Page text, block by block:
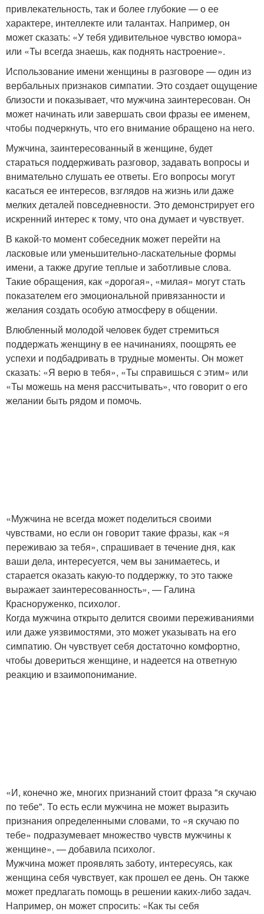
привлекательность, так и более глубокие — о ее
характере, интеллекте или талантах. Например, он
может сказать: «У тебя удивительное чувство юмора»
или «Ты всегда знаешь, как поднять настроение».
Использование имени женщины в разговоре — один из
вербальных признаков симпатии. Это создает ощущение
близости и показывает, что мужчина заинтересован. Он
может начинать или завершать свои фразы ее именем,
чтобы подчеркнуть, что его внимание обращено на него.
Мужчина, заинтересованный в женщине, будет
стараться поддерживать разговор, задавать вопросы и
внимательно слушать ее ответы. Его вопросы могут
касаться ее интересов, взглядов на жизнь или даже
мелких деталей повседневности. Это демонстрирует его
искренний интерес к тому, что она думает и чувствует.
В какой-то момент собеседник может перейти на
ласковые или уменьшительно-ласкательные формы
имени, а также другие теплые и заботливые слова.
Такие обращения, как «дорогая», «милая» могут стать
показателем его эмоциональной привязанности и
желания создать особую атмосферу в общении.
Влюбленный молодой человек будет стремиться
поддержать женщину в ее начинаниях, поощрять ее
успехи и подбадривать в трудные моменты. Он может
сказать: «Я верю в тебя», «Ты справишься с этим» или
«Ты можешь на меня рассчитывать», что говорит о его
желании быть рядом и помочь.
«Мужчина не всегда может поделиться своими
чувствами, но если он говорит такие фразы, как «я
переживаю за тебя», спрашивает в течение дня, как
ваши дела, интересуется, чем вы занимаетесь, и
старается оказать какую-то поддержку, то это также
выражает заинтересованность», — Галина
Красноруженко, психолог.
Когда мужчина открыто делится своими переживаниями
или даже уязвимостями, это может указывать на его
симпатию. Он чувствует себя достаточно комфортно,
чтобы довериться женщине, и надеется на ответную
реакцию и взаимопонимание.
«И, конечно же, многих признаний стоит фраза "я скучаю
по тебе". То есть если мужчина не может выразить
признания определенными словами, то «я скучаю по
тебе» подразумевает множество чувств мужчины к
женщине», — добавила психолог.
Мужчина может проявлять заботу, интересуясь, как
женщина себя чувствует, как прошел ее день. Он также
может предлагать помощь в решении каких-либо задач.
Например, он может спросить: «Как ты себя